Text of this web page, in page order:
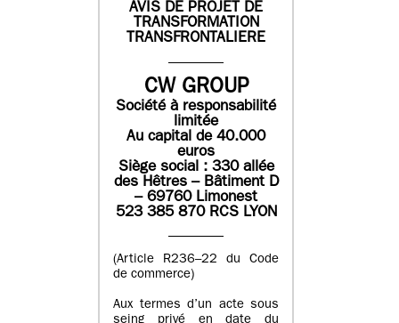
AVIS DE PROJET DE
TRANSFORMATION
TRANSFRONTALIERE
CW GROUP
Société à responsabilité
limitée
Au capital de 40.000
euros
Siège social : 330 allée
des Hêtres – Bâtiment D
– 69760 Limonest
523 385 870 RCS LYON
(Article R236–22 du Code
de commerce)
Aux termes d’un acte sous